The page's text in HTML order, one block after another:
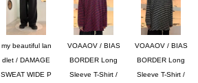
my beautiful lan
dlet / DAMAGE
SWEAT WIDE P
VOAAOV / BIAS
BORDER Long
Sleeve T-Shirt /
VOAAOV / BIAS
BORDER Long
Sleeve T-Shirt /